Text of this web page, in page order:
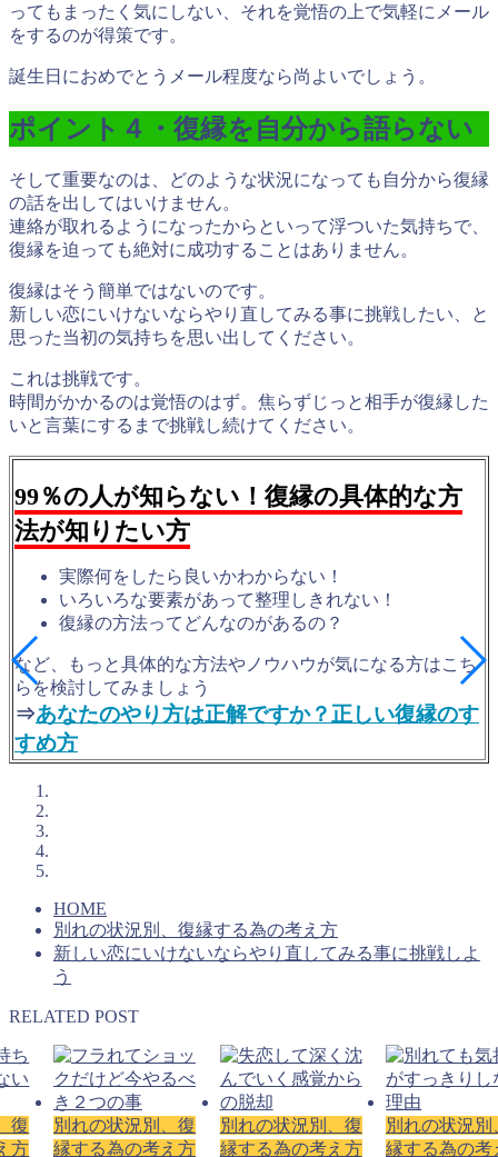
ってもまったく気にしない、それを覚悟の上で気軽にメール
をするのが得策です。
誕生日におめでとうメール程度なら尚よいでしょう。
ポイント４・復縁を自分から語らない
そして重要なのは、
どのような状況になっても自分から復縁
の話を出してはいけません。
連絡が取れるようになったからといって浮ついた気持ちで、
復縁を迫っても絶対に成功することはありません。
復縁はそう簡単ではないのです。
新しい恋にいけないならやり直してみる事に挑戦したい、と
思った当初の気持ちを思い出してください。
これは挑戦です。
時間がかかるのは覚悟のはず。焦らずじっと相手が復縁した
いと言葉にするまで挑戦し続けてください。
99％の人が知らない！復縁の具体的な方
法が知りたい方
実際何をしたら良いかわからない！
いろいろな要素があって整理しきれない！
復縁の方法ってどんなのがあるの？
など、もっと具体的な方法やノウハウが気になる方はこち
らを検討してみましょう
⇒あなたのやり方は正解ですか？正しい復縁のす
すめ方
HOME
別れの状況別、復縁する為の考え方
新しい恋にいけないならやり直してみる事に挑戦しよ
う
RELATED POST
復
方
別れの状況別、復
縁する為の考え方
別れの状況別、復
縁する為の考え方
別れの状況別
縁する為の考